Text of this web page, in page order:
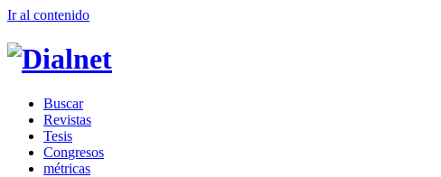
Ir al contenido
Buscar
Revistas
Tesis
Congresos
métricas